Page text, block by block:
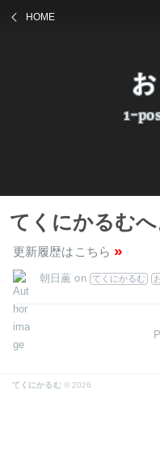
HOME
1-
てくにかるむ
更新履歴はこちら »
朝日薫 on てくにかるむ
てくにかるむ© 2026